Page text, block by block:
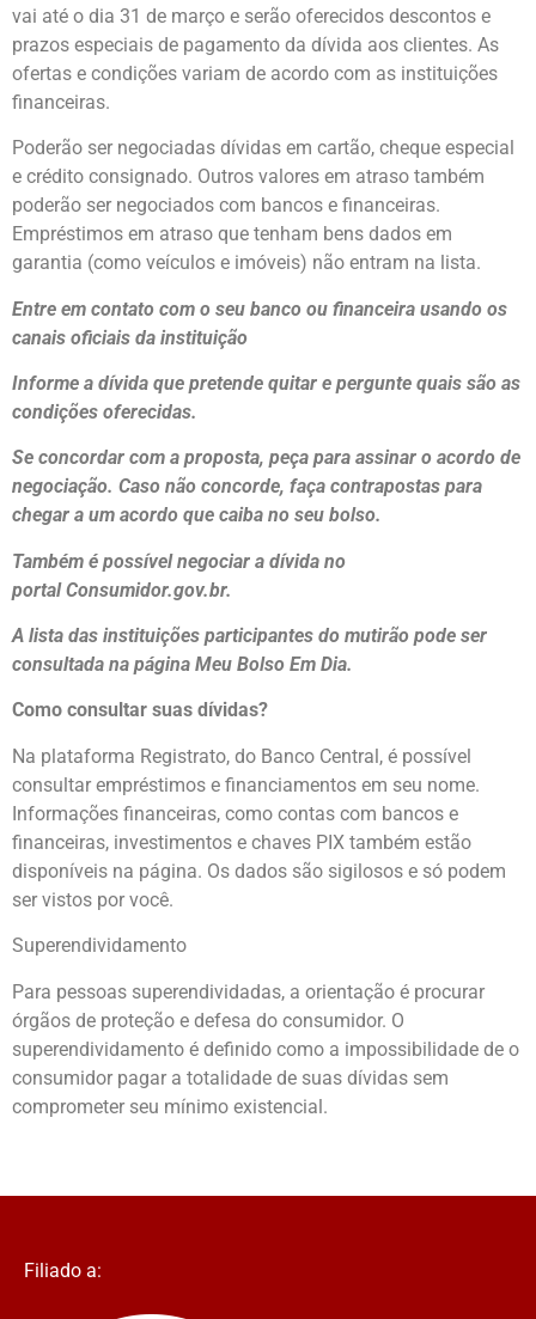
vai até o dia 31 de março e serão oferecidos descontos e
prazos especiais de pagamento da dívida aos clientes. As
ofertas e condições variam de acordo com as instituições
financeiras.
Poderão ser negociadas dívidas em cartão, cheque especial
e crédito consignado. Outros valores em atraso também
poderão ser negociados com bancos e financeiras.
Empréstimos em atraso que tenham bens dados em
garantia (como veículos e imóveis) não entram na lista.
Entre em contato com o seu banco ou financeira usando os
canais oficiais da instituição
Informe a dívida que pretende quitar e pergunte quais são as
condições oferecidas.
Se concordar com a proposta, peça para assinar o acordo de
negociação. Caso não concorde, faça contrapostas para
chegar a um acordo que caiba no seu bolso.
Também é possível negociar a dívida no
portal Consumidor.gov.br.
A lista das instituições participantes do mutirão pode ser
consultada na página Meu Bolso Em Dia.
Como consultar suas dívidas?
Na plataforma Registrato, do Banco Central, é possível
consultar empréstimos e financiamentos em seu nome.
Informações financeiras, como contas com bancos e
financeiras, investimentos e chaves PIX também estão
disponíveis na página. Os dados são sigilosos e só podem
ser vistos por você.
Superendividamento
Para pessoas superendividadas, a orientação é procurar
órgãos de proteção e defesa do consumidor. O
superendividamento é definido como a impossibilidade de o
consumidor pagar a totalidade de suas dívidas sem
comprometer seu mínimo existencial.
Filiado a: